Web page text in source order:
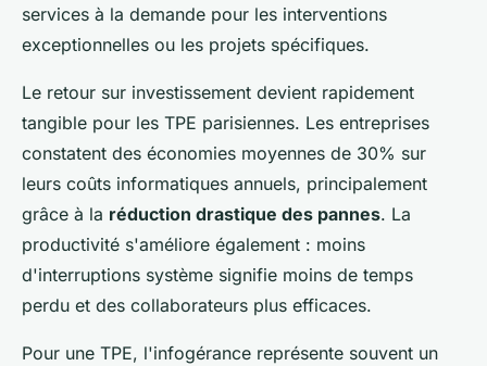
services à la demande pour les interventions
exceptionnelles ou les projets spécifiques.
Le retour sur investissement devient rapidement
tangible pour les TPE parisiennes. Les entreprises
constatent des économies moyennes de 30% sur
leurs coûts informatiques annuels, principalement
grâce à la réduction drastique des pannes. La
productivité s'améliore également : moins
d'interruptions système signifie moins de temps
perdu et des collaborateurs plus efficaces.
Pour une TPE, l'infogérance représente souvent un